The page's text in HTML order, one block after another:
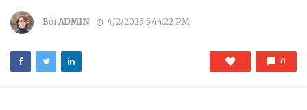
Bởi ADMIN 4/2/2025 5:44:22 PM
0